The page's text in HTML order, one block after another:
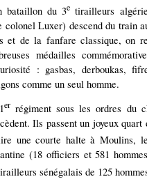
bataillon du 3e tirailleurs
colonel Luxer) descend du train
et de la fanfare classique, on
médailles
: gasbas, derboukas,
comme un seul homme.
errégiment sous les ordres du
Ils passent un joyeux
une courte halte à Moulins,
(18 officiers et 581
sénégalais de 125